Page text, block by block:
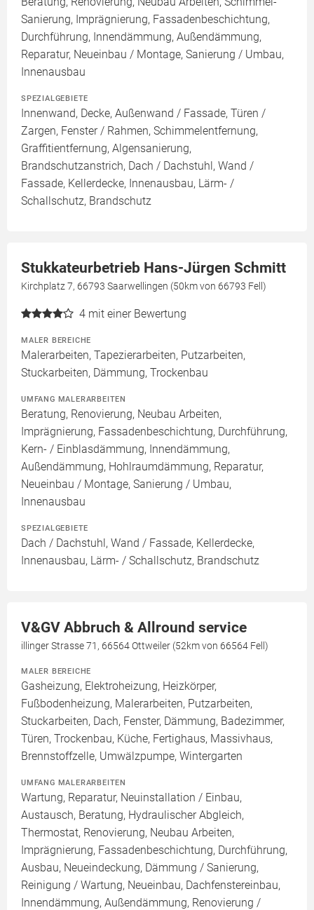
Sanierung, Imprägnierung, Fassadenbeschichtung,
Durchführung, Innendämmung, Außendämmung,
Reparatur, Neueinbau / Montage, Sanierung / Umbau,
Innenausbau
SPEZIALGEBIETE
Innenwand, Decke, Außenwand / Fassade, Türen /
Zargen, Fenster / Rahmen, Schimmelentfernung,
Graffitientfernung, Algensanierung,
Brandschutzanstrich, Dach / Dachstuhl, Wand /
Fassade, Kellerdecke, Innenausbau, Lärm- /
Schallschutz, Brandschutz
Stukkateurbetrieb Hans-Jürgen Schmitt
Kirchplatz 7, 66793 Saarwellingen (50km von 66793 Fell)
4 mit einer Bewertung
MALER BEREICHE
Malerarbeiten, Tapezierarbeiten, Putzarbeiten,
Stuckarbeiten, Dämmung, Trockenbau
UMFANG MALERARBEITEN
Beratung, Renovierung, Neubau Arbeiten,
Imprägnierung, Fassadenbeschichtung, Durchführung,
Kern- / Einblasdämmung, Innendämmung,
Außendämmung, Hohlraumdämmung, Reparatur,
Neueinbau / Montage, Sanierung / Umbau,
Innenausbau
SPEZIALGEBIETE
Dach / Dachstuhl, Wand / Fassade, Kellerdecke,
Innenausbau, Lärm- / Schallschutz, Brandschutz
V&GV Abbruch & Allround service
illinger Strasse 71, 66564 Ottweiler (52km von 66564 Fell)
MALER BEREICHE
Gasheizung, Elektroheizung, Heizkörper,
Fußbodenheizung, Malerarbeiten, Putzarbeiten,
Stuckarbeiten, Dach, Fenster, Dämmung, Badezimmer,
Türen, Trockenbau, Küche, Fertighaus, Massivhaus,
Brennstoffzelle, Umwälzpumpe, Wintergarten
UMFANG MALERARBEITEN
Wartung, Reparatur, Neuinstallation / Einbau,
Austausch, Beratung, Hydraulischer Abgleich,
Thermostat, Renovierung, Neubau Arbeiten,
Imprägnierung, Fassadenbeschichtung, Durchführung,
Ausbau, Neueindeckung, Dämmung / Sanierung,
Reinigung / Wartung, Neueinbau, Dachfenstereinbau,
Innendämmung, Außendämmung, Renovierung /